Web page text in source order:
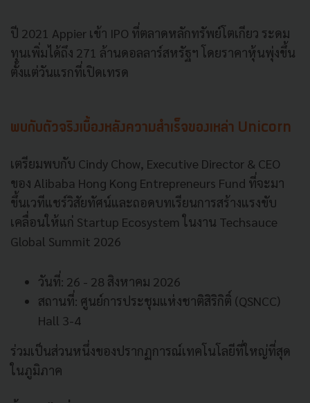
ปี 2021 Appier เข้า IPO ที่ตลาดหลักทรัพย์โตเกียว ระดม
ทุนเพิ่มได้ถึง 271 ล้านดอลลาร์สหรัฐฯ โดยราคาหุ้นพุ่งขึ้น
ตั้งแต่วันแรกที่เปิดเทรด
พบกับตัวจริงเบื้องหลังความสำเร็จของเหล่า Unicorn
เตรียมพบกับ Cindy Chow, Executive Director & CEO
ของ Alibaba Hong Kong Entrepreneurs Fund ที่จะมา
ขึ้นเวทีแชร์วิสัยทัศน์และถอดบทเรียนการสร้างแรงขับ
เคลื่อนให้แก่ Startup Ecosystem ในงาน Techsauce
Global Summit 2026
วันที่: 26 - 28 สิงหาคม 2026
สถานที่: ศูนย์การประชุมแห่งชาติสิริกิติ์ (QSNCC)
Hall 3-4
ร่วมเป็นส่วนหนึ่งของปรากฏการณ์เทคโนโลยีที่ใหญ่ที่สุด
ในภูมิภาค